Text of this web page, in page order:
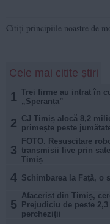
Citiți principiile noastre de
Cele mai citite știri
1 Trei firme au intrat în
„Speranța”
2 CJ Timiș alocă 8,2
primește peste
3
FOTO. Resuscitare
transmisii live prin
Timiș
4 Schimbarea la Față, o
5
Afacerist din Timiș,
Prejudiciu de peste
percheziții